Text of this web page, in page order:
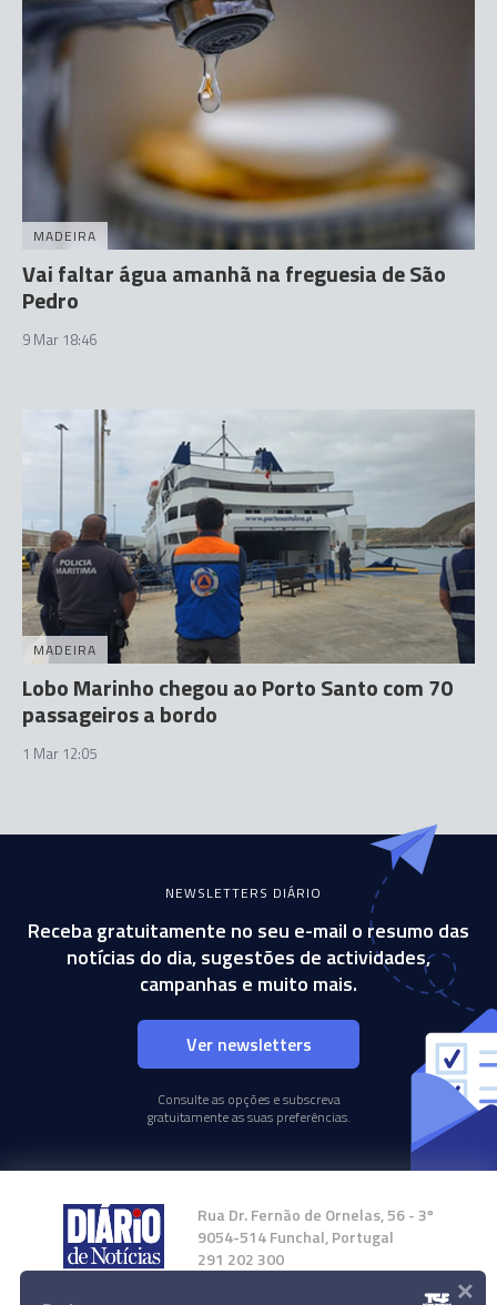
MADEIRA
Vai faltar água amanhã na freguesia de São
Pedro
9 Mar 18:46
MADEIRA
Lobo Marinho chegou ao Porto Santo com 70
passageiros a bordo
1 Mar 12:05
NEWSLETTERS DIÁRIO
Receba gratuitamente no seu e-mail o resumo das
notícias do dia, sugestões de actividades,
campanhas e muito mais.
Ver newsletters
Consulte as opções e subscreva
gratuitamente as suas preferências.
Rua Dr. Fernão de Ornelas, 56 - 3º
9054-514 Funchal, Portugal
291 202 300
×